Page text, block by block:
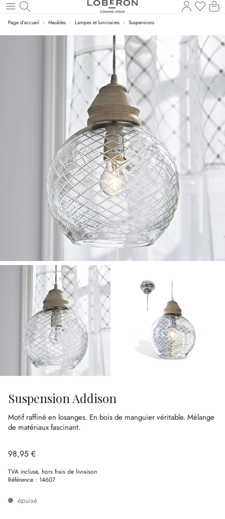
Revenir au contenu principal
Vous
Page d'accueil Meubles Lampes et luminaires Suspensions
Suspension Addison
Motif raffiné en losanges. En bois de manguier véritable. Mélange
de matériaux fascinant.
98,95 €
TVA incluse, hors frais de livraison
Référence : 14607
épuisé